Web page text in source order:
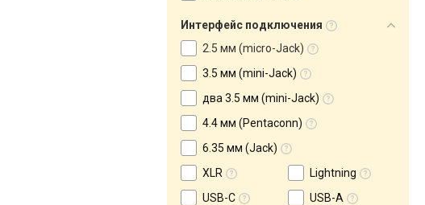
Интерфейс подключения
2.5 мм (micro-Jack)
3.5 мм (mini-Jack)
два 3.5 мм (mini-Jack)
4.4 мм (Pentaconn)
6.35 мм (Jack)
XLR
Lightning
USB-C
USB-A